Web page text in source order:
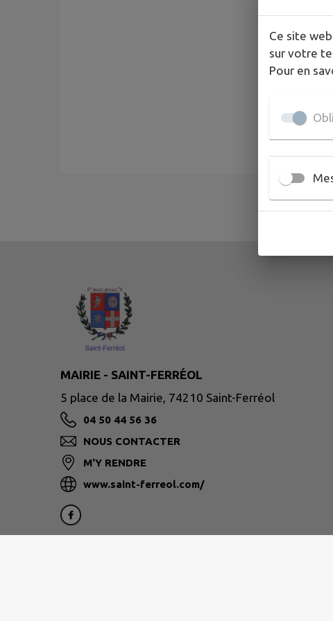
MAIRIE - SAINT-FERRÉOL
5 place de la Mairie, 74210 Saint-Ferréol
04 50 44 56 36
NOUS CONTACTER
M'Y RENDRE
www.saint-ferreol.com/
Ce site
sur votre
Pour en